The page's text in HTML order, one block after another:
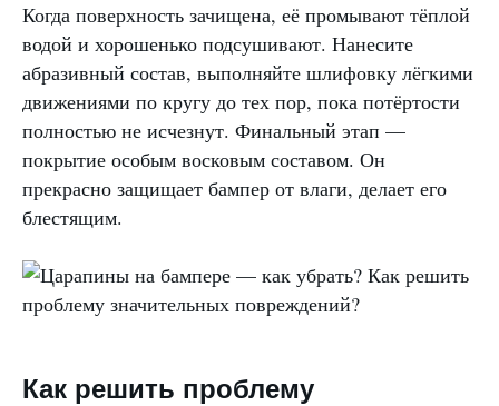
Когда поверхность зачищена, её промывают тёплой
водой и хорошенько подсушивают. Нанесите
абразивный состав, выполняйте шлифовку лёгкими
движениями по кругу до тех пор, пока потёртости
полностью не исчезнут. Финальный этап —
покрытие особым восковым составом. Он
прекрасно защищает бампер от влаги, делает его
блестящим.
Как решить проблему